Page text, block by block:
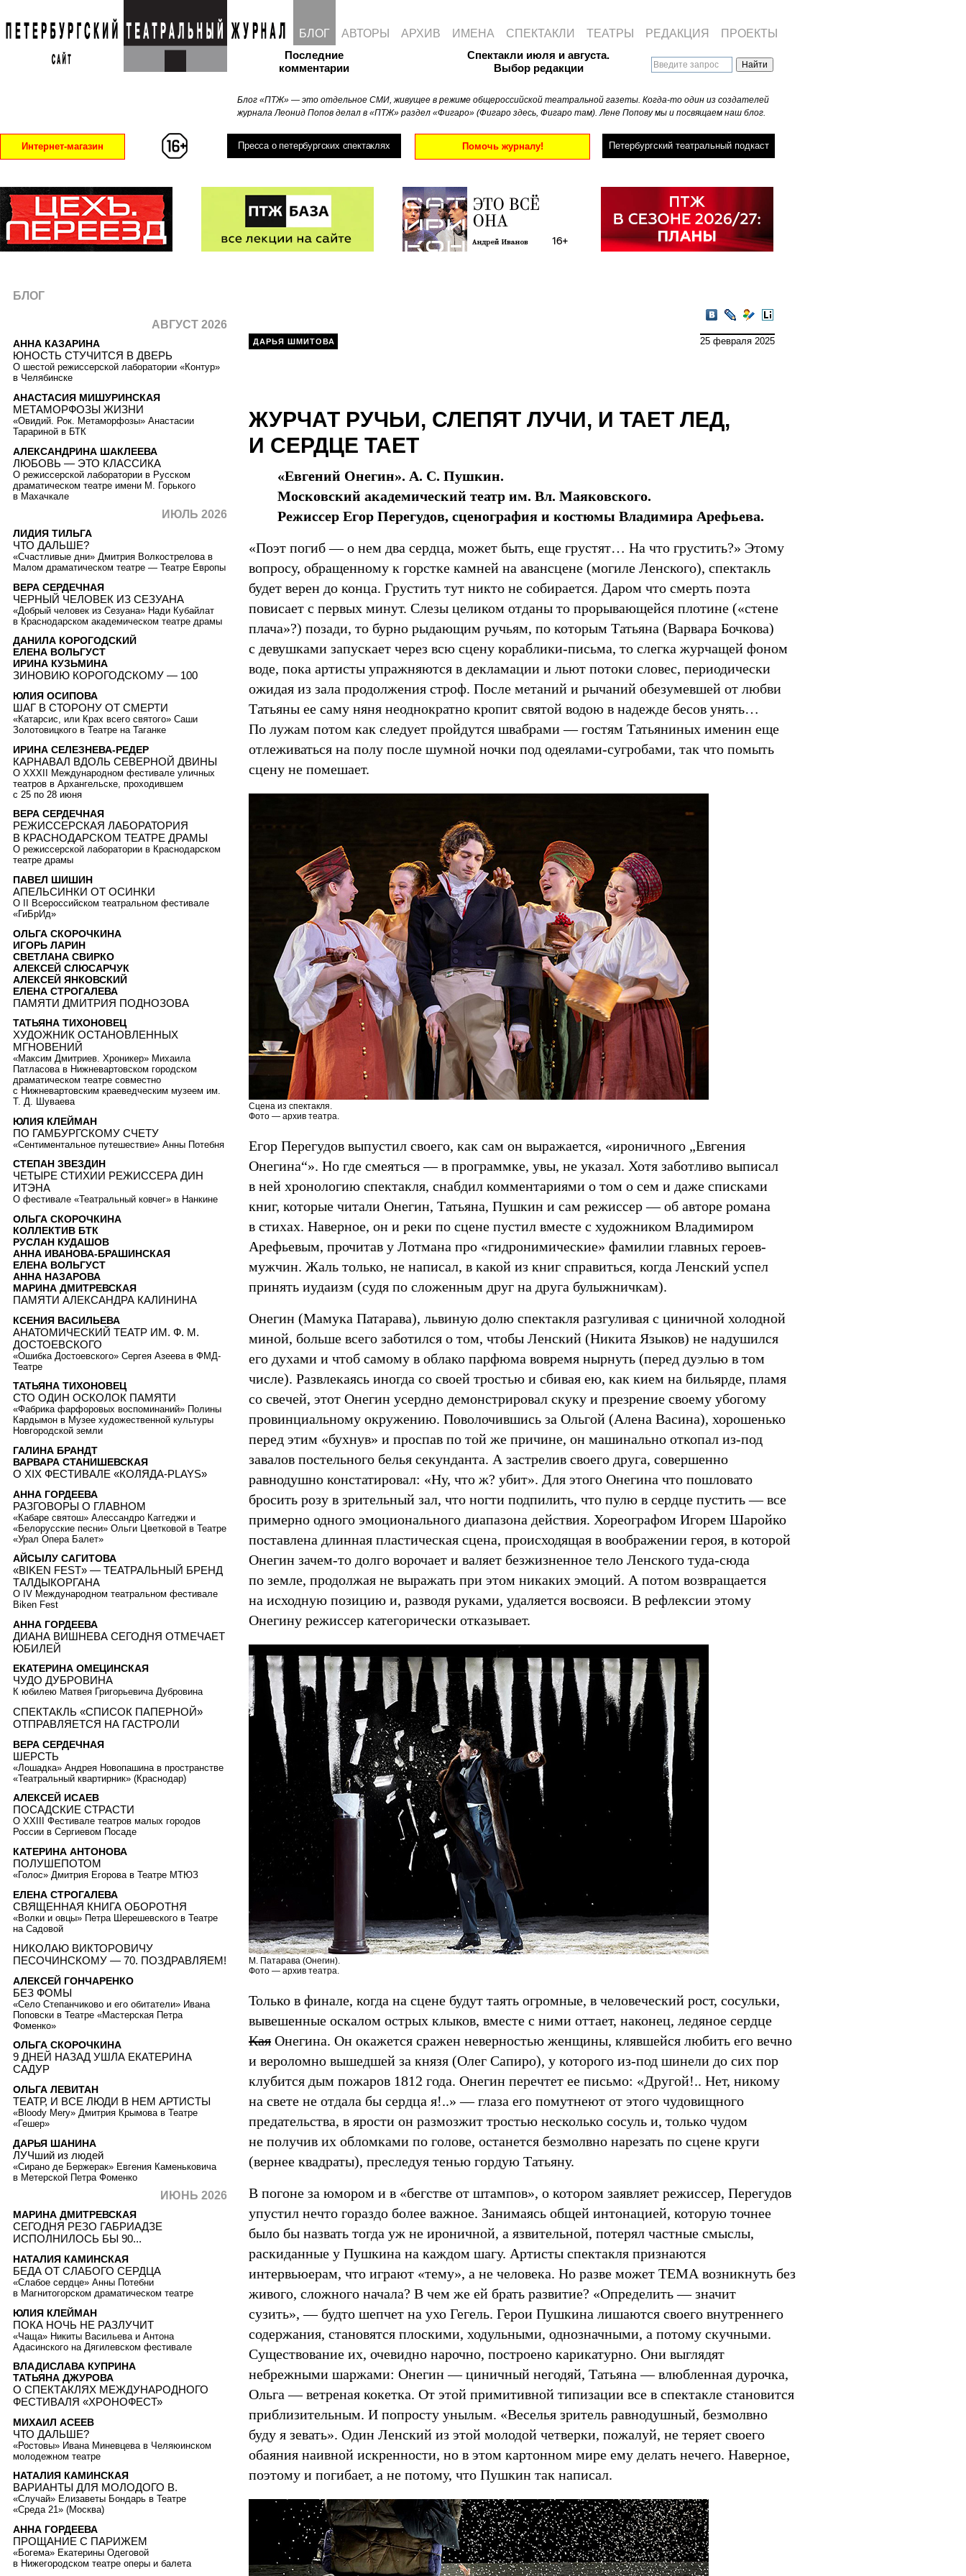
Последние
комментарии
Блог «ПТЖ» — это отдельное СМИ, живущее в режиме общероссийской театральной газеты. Когда-то один из создателей
журнала Леонид Попов делал в «ПТЖ» раздел «Фигаро» (Фигаро здесь, Фигаро там). Лене Попову мы и посвящаем наш блог.
Спектакли июля и августа.
Выбор редакции
Интернет-магазин Пресса о петербургских спектаклях Помочь журналу! Петербургский театральный подкаст
БЛОГ АВТОРЫ АРХИВ ИМЕНА СПЕКТАКЛИ ТЕАТРЫ РЕДАКЦИЯ ПРОЕКТЫ
VKontakte
LiveJournal
Мой
LiveInternet
25 февраля 2025
ДАРЬЯ ШМИТОВА
ЖУРЧАТ РУЧЬИ, СЛЕПЯТ ЛУЧИ, И ТАЕТ ЛЕД,
И СЕРДЦЕ ТАЕТ
«Евгений Онегин». А. С. Пушкин.
Московский академический театр им. Вл. Маяковского.
Режиссер Егор Перегудов, сценография и костюмы Владимира Арефьева.
«Поэт погиб — о нем два сердца, может быть, еще грустят… На что грустить?» Этому
вопросу, обращенному к горстке камней на авансцене (могиле Ленского), спектакль
будет верен до конца. Грустить тут никто не собирается. Даром что смерть поэта
повисает с первых минут. Слезы целиком отданы то прорывающейся плотине («стене
плача»?) позади, то бурно рыдающим ручьям, по которым Татьяна (Варвара Бочкова)
с девушками запускает через всю сцену кораблики-письма, то слегка журчащей фоном
воде, пока артисты упражняются в декламации и льют потоки словес, периодически
ожидая из зала продолжения строф. После метаний и рычаний обезумевшей от любви
Татьяны ее саму няня неоднократно кропит святой водою в надежде бесов унять…
По лужам потом как следует пройдутся швабрами — гостям Татьяниных именин еще
отлеживаться на полу после шумной ночки под одеялами-сугробами, так что помыть
сцену не помешает.
Сцена из спектакля.
Фото — архив театра.
Егор Перегудов выпустил своего, как сам он выражается, «ироничного „Евгения
Онегина“». Но где смеяться — в программке, увы, не указал. Хотя заботливо выписал
в ней хронологию спектакля, снабдил комментариями о том о сем и даже списками
книг, которые читали Онегин, Татьяна, Пушкин и сам режиссер — об авторе романа
в стихах. Наверное, он и реки по сцене пустил вместе с художником Владимиром
Арефьевым, прочитав у Лотмана про «гидронимические» фамилии главных героев-
мужчин. Жаль только, не написал, в какой из книг справиться, когда Ленский успел
принять иудаизм (судя по сложенным друг на друга булыжничкам).
Онегин (Мамука Патарава), львиную долю спектакля разгуливая с циничной холодной
миной, больше всего заботился о том, чтобы Ленский (Никита Языков) не надушился
его духами и чтоб самому в облако парфюма вовремя нырнуть (перед дуэлью в том
числе). Развлекаясь иногда со своей тростью и сбивая ею, как кием на бильярде, пламя
со свечей, этот Онегин усердно демонстрировал скуку и презрение своему убогому
провинциальному окружению. Поволочившись за Ольгой (Алена Васина), хорошенько
перед этим «бухнув» и проспав по той же причине, он машинально откопал из-под
завалов постельного белья секунданта. А застрелив своего друга, совершенно
равнодушно констатировал: «Ну, что ж? убит». Для этого Онегина что пошловато
бросить розу в зрительный зал, что ногти подпилить, что пулю в сердце пустить — все
примерно одного эмоционального диапазона действия. Хореографом Игорем Шаройко
поставлена длинная пластическая сцена, происходящая в воображении героя, в которой
Онегин зачем-то долго ворочает и валяет безжизненное тело Ленского туда-сюда
по земле, продолжая не выражать при этом никаких эмоций. А потом возвращается
на исходную позицию и, разводя руками, удаляется восвояси. В рефлексии этому
Онегину режиссер категорически отказывает.
М. Патарава (Онегин).
Фото — архив театра.
Только в финале, когда на сцене будут таять огромные, в человеческий рост, сосульки,
вывешенные оскалом острых клыков, вместе с ними оттает, наконец, ледяное сердце
Кая Онегина. Он окажется сражен неверностью женщины, клявшейся любить его вечно
и вероломно вышедшей за князя (Олег Сапиро), у которого из-под шинели до сих пор
клубится дым пожаров 1812 года. Онегин перечтет ее письмо: «Другой!.. Нет, никому
на свете не отдала бы сердца я!..» — глаза его помутнеют от этого чудовищного
предательства, в ярости он размозжит тростью несколько сосуль и, только чудом
не получив их обломками по голове, останется безмолвно нарезать по сцене круги
(вернее квадраты), преследуя тенью гордую Татьяну.
В погоне за юмором и в «бегстве от штампов», о котором заявляет режиссер, Перегудов
упустил нечто гораздо более важное. Занимаясь общей интонацией, которую точнее
было бы назвать тогда уж не ироничной, а язвительной, потерял частные смыслы,
раскиданные у Пушкина на каждом шагу. Артисты спектакля признаются
интервьюерам, что играют «тему», а не человека. Но разве может ТЕМА возникнуть без
живого, сложного начала? В чем же ей брать развитие? «Определить — значит
сузить», — будто шепчет на ухо Гегель. Герои Пушкина лишаются своего внутреннего
содержания, становятся плоскими, ходульными, однозначными, а потому скучными.
Существование их, очевидно нарочно, построено карикатурно. Они выглядят
небрежными шаржами: Онегин — циничный негодяй, Татьяна — влюбленная дурочка,
Ольга — ветреная кокетка. От этой примитивной типизации все в спектакле становится
приблизительным. И попросту унылым. «Веселья зритель равнодушный, безмолвно
буду я зевать». Один Ленский из этой молодой четверки, пожалуй, не теряет своего
обаяния наивной искренности, но в этом картонном мире ему делать нечего. Наверное,
поэтому и погибает, а не потому, что Пушкин так написал.
БЛОГ
АВГУСТ 2026
АННА КАЗАРИНА
ЮНОСТЬ СТУЧИТСЯ В ДВЕРЬ
О шестой режиссерской лаборатории «Контур»
в Челябинске
АНАСТАСИЯ МИШУРИНСКАЯ
МЕТАМОРФОЗЫ ЖИЗНИ
«Овидий. Рок. Метаморфозы» Анастасии
Тарариной в БТК
АЛЕКСАНДРИНА ШАКЛЕЕВА
ЛЮБОВЬ — ЭТО КЛАССИКА
О режиссерской лаборатории в Русском
драматическом театре имени М. Горького
в Махачкале
ИЮЛЬ 2026
ЛИДИЯ ТИЛЬГА
ЧТО ДАЛЬШЕ?
«Счастливые дни» Дмитрия Волкострелова в
Малом драматическом театре — Театре Европы
ВЕРА СЕРДЕЧНАЯ
ЧЕРНЫЙ ЧЕЛОВЕК ИЗ СЕЗУАНА
«Добрый человек из Сезуана» Нади Кубайлат
в Краснодарском академическом театре драмы
ДАНИЛА КОРОГОДСКИЙ
ЕЛЕНА ВОЛЬГУСТ
ИРИНА КУЗЬМИНА
ЗИНОВИЮ КОРОГОДСКОМУ — 100
ЮЛИЯ ОСИПОВА
ШАГ В СТОРОНУ ОТ СМЕРТИ
«Катарсис, или Крах всего святого» Саши
Золотовицкого в Театре на Таганке
ИРИНА СЕЛЕЗНЕВА-РЕДЕР
КАРНАВАЛ ВДОЛЬ СЕВЕРНОЙ ДВИНЫ
О XXXII Международном фестивале уличных
театров в Архангельске, проходившем
с 25 по 28 июня
ВЕРА СЕРДЕЧНАЯ
РЕЖИССЕРСКАЯ ЛАБОРАТОРИЯ
В КРАСНОДАРСКОМ ТЕАТРЕ ДРАМЫ
О режиссерской лаборатории в Краснодарском
театре драмы
ПАВЕЛ ШИШИН
АПЕЛЬСИНКИ ОТ ОСИНКИ
О II Всероссийском театральном фестивале
«ГиБрИд»
ОЛЬГА СКОРОЧКИНА
ИГОРЬ ЛАРИН
СВЕТЛАНА СВИРКО
АЛЕКСЕЙ СЛЮСАРЧУК
АЛЕКСЕЙ ЯНКОВСКИЙ
ЕЛЕНА СТРОГАЛЕВА
ПАМЯТИ ДМИТРИЯ ПОДНОЗОВА
ТАТЬЯНА ТИХОНОВЕЦ
ХУДОЖНИК ОСТАНОВЛЕННЫХ
МГНОВЕНИЙ
«Максим Дмитриев. Хроникер» Михаила
Патласова в Нижневартовском городском
драматическом театре совместно
с Нижневартовским краеведческим музеем им.
Т. Д. Шуваева
ЮЛИЯ КЛЕЙМАН
ПО ГАМБУРГСКОМУ СЧЕТУ
«Сентиментальное путешествие» Анны Потебня
СТЕПАН ЗВЕЗДИН
ЧЕТЫРЕ СТИХИИ РЕЖИССЕРА ДИН
ИТЭНА
О фестивале «Театральный ковчег» в Нанкине
ОЛЬГА СКОРОЧКИНА
КОЛЛЕКТИВ БТК
РУСЛАН КУДАШОВ
АННА ИВАНОВА-БРАШИНСКАЯ
ЕЛЕНА ВОЛЬГУСТ
АННА НАЗАРОВА
МАРИНА ДМИТРЕВСКАЯ
ПАМЯТИ АЛЕКСАНДРА КАЛИНИНА
КСЕНИЯ ВАСИЛЬЕВА
АНАТОМИЧЕСКИЙ ТЕАТР ИМ. Ф. М.
ДОСТОЕВСКОГО
«Ошибка Достоевского» Сергея Азеева в ФМД-
Театре
ТАТЬЯНА ТИХОНОВЕЦ
СТО ОДИН ОСКОЛОК ПАМЯТИ
«Фабрика фарфоровых воспоминаний» Полины
Кардымон в Музее художественной культуры
Новгородской земли
ГАЛИНА БРАНДТ
ВАРВАРА СТАНИШЕВСКАЯ
О XIX ФЕСТИВАЛЕ «КОЛЯДА-PLAYS»
АННА ГОРДЕЕВА
РАЗГОВОРЫ О ГЛАВНОМ
«Кабаре святош» Алессандро Каггеджи и
«Белорусские песни» Ольги Цветковой в Театре
«Урал Опера Балет»
АЙСЫЛУ САГИТОВА
«BIKEN FEST» — ТЕАТРАЛЬНЫЙ БРЕНД
ТАЛДЫКОРГАНА
О IV Международном театральном фестивале
Biken Fest
АННА ГОРДЕЕВА
ДИАНА ВИШНЕВА СЕГОДНЯ ОТМЕЧАЕТ
ЮБИЛЕЙ
ЕКАТЕРИНА ОМЕЦИНСКАЯ
ЧУДО ДУБРОВИНА
К юбилею Матвея Григорьевича Дубровина
СПЕКТАКЛЬ «СПИСОК ПАПЕРНОЙ»
ОТПРАВЛЯЕТСЯ НА ГАСТРОЛИ
ВЕРА СЕРДЕЧНАЯ
ШЕРСТЬ
«Лошадка» Андрея Новопашина в пространстве
«Театральный квартирник» (Краснодар)
АЛЕКСЕЙ ИСАЕВ
ПОСАДСКИЕ СТРАСТИ
О XXIII Фестивале театров малых городов
России в Сергиевом Посаде
КАТЕРИНА АНТОНОВА
ПОЛУШЕПОТОМ
«Голос» Дмитрия Егорова в Театре МТЮЗ
ЕЛЕНА СТРОГАЛЕВА
СВЯЩЕННАЯ КНИГА ОБОРОТНЯ
«Волки и овцы» Петра Шерешевского в Театре
на Садовой
НИКОЛАЮ ВИКТОРОВИЧУ
ПЕСОЧИНСКОМУ — 70. ПОЗДРАВЛЯЕМ!
АЛЕКСЕЙ ГОНЧАРЕНКО
БЕЗ ФОМЫ
«Село Степанчиково и его обитатели» Ивана
Поповски в Театре «Мастерская Петра
Фоменко»
ОЛЬГА СКОРОЧКИНА
9 ДНЕЙ НАЗАД УШЛА ЕКАТЕРИНА
САДУР
ОЛЬГА ЛЕВИТАН
ТЕАТР, И ВСЕ ЛЮДИ В НЕМ АРТИСТЫ
«Bloody Mery» Дмитрия Крымова в Театре
«Гешер»
ДАРЬЯ ШАНИНА
ЛУЧший из людей
«Сирано де Бержерак» Евгения Каменьковича
в Метерской Петра Фоменко
ИЮНЬ 2026
МАРИНА ДМИТРЕВСКАЯ
СЕГОДНЯ РЕЗО ГАБРИАДЗЕ
ИСПОЛНИЛОСЬ БЫ 90...
НАТАЛИЯ КАМИНСКАЯ
БЕДА ОТ СЛАБОГО СЕРДЦА
«Слабое сердце» Анны Потебни
в Магнитогорском драматическом театре
ЮЛИЯ КЛЕЙМАН
ПОКА НОЧЬ НЕ РАЗЛУЧИТ
«Чаща» Никиты Васильева и Антона
Адасинского на Дягилевском фестивале
ВЛАДИСЛАВА КУПРИНА
ТАТЬЯНА ДЖУРОВА
О СПЕКТАКЛЯХ МЕЖДУНАРОДНОГО
ФЕСТИВАЛЯ «ХРОНОФЕСТ»
МИХАИЛ АСЕЕВ
ЧТО ДАЛЬШЕ?
«Ростовы» Ивана Миневцева в Челяюинском
молодежном театре
НАТАЛИЯ КАМИНСКАЯ
ВАРИАНТЫ ДЛЯ МОЛОДОГО В.
«Случай» Елизаветы Бондарь в Театре
«Среда 21» (Москва)
АННА ГОРДЕЕВА
ПРОЩАНИЕ С ПАРИЖЕМ
«Богема» Екатерины Одеговой
в Нижегородском театре оперы и балета